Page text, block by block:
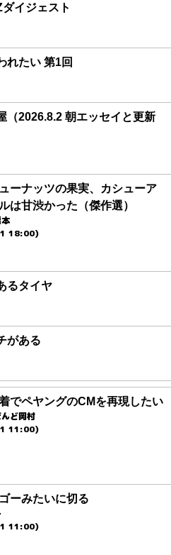
イジェスト
れたい 第1回
（2026.8.2 朝エッセイと更新
ーナッツの果実、カシューア
は甘渋かった（傑作選）
18:00)
るタイヤ
がある
でペヤングのCMを再現したい
ど岡村
11:00)
ーみたいに切る
11:00)